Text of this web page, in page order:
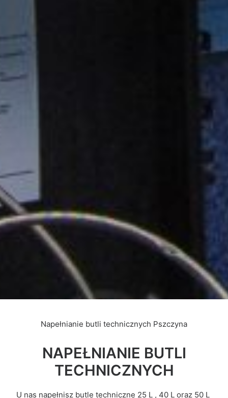
Napełnianie butli technicznych Pszczyna
NAPEŁNIANIE BUTLI
TECHNICZNYCH
U nas napełnisz butle techniczne 25 L , 40 L oraz 50 L